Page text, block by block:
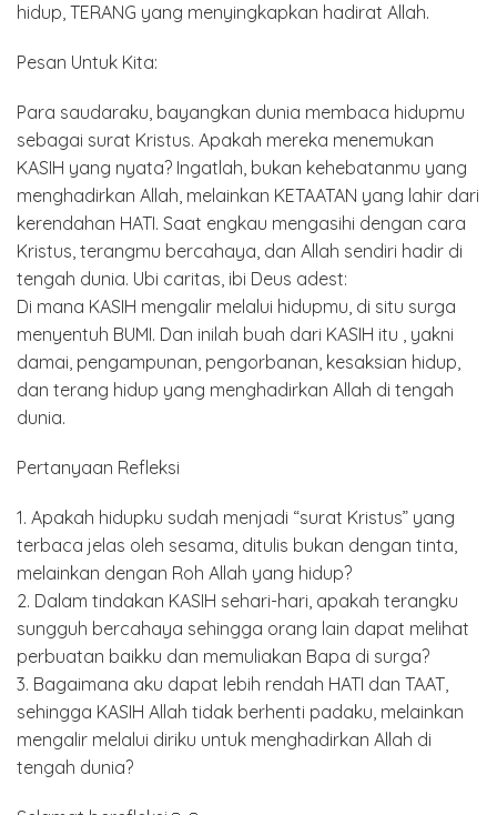
hidup, TERANG yang menyingkapkan hadirat Allah.
Pesan Untuk Kita:
Para saudaraku, bayangkan dunia membaca hidupmu
sebagai surat Kristus. Apakah mereka menemukan
KASIH yang nyata? Ingatlah, bukan kehebatanmu yang
menghadirkan Allah, melainkan KETAATAN yang lahir dari
kerendahan HATI. Saat engkau mengasihi dengan cara
Kristus, terangmu bercahaya, dan Allah sendiri hadir di
tengah dunia. Ubi caritas, ibi Deus adest:
Di mana KASIH mengalir melalui hidupmu, di situ surga
menyentuh BUMI. Dan inilah buah dari KASIH itu , yakni
damai, pengampunan, pengorbanan, kesaksian hidup,
dan terang hidup yang menghadirkan Allah di tengah
dunia.
Pertanyaan Refleksi
1. Apakah hidupku sudah menjadi “surat Kristus” yang
terbaca jelas oleh sesama, ditulis bukan dengan tinta,
melainkan dengan Roh Allah yang hidup?
2. Dalam tindakan KASIH sehari-hari, apakah terangku
sungguh bercahaya sehingga orang lain dapat melihat
perbuatan baikku dan memuliakan Bapa di surga?
3. Bagaimana aku dapat lebih rendah HATI dan TAAT,
sehingga KASIH Allah tidak berhenti padaku, melainkan
mengalir melalui diriku untuk menghadirkan Allah di
tengah dunia?